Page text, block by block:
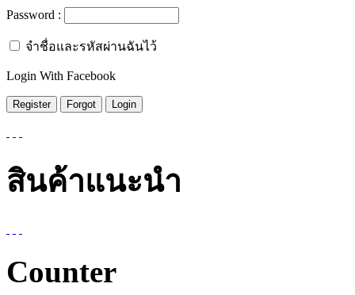
Password :
จำชื่อและรหัสผ่านฉันไว้
Login With Facebook
สินค้าแนะนำ
Counter